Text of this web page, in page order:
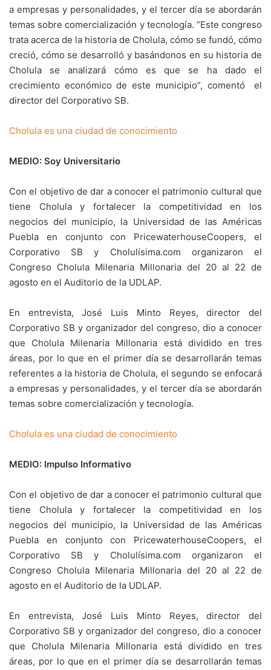
a empresas y personalidades, y el tercer día se abordarán
temas sobre comercialización y tecnología. “Este congreso
trata acerca de la historia de Cholula, cómo se fundó, cómo
creció, cómo se desarrolló y basándonos en su historia de
Cholula se analizará cómo es que se ha dado el
crecimiento económico de este municipio”, comentó el
director del Corporativo SB.
Cholula es una ciudad de conocimiento
MEDIO: Soy Universitario
Con el objetivo de dar a conocer el patrimonio cultural que
tiene Cholula y fortalecer la competitividad en los
negocios del municipio, la Universidad de las Américas
Puebla en conjunto con PricewaterhouseCoopers, el
Corporativo SB y Cholulísima.com organizaron el
Congreso Cholula Milenaria Millonaria del 20 al 22 de
agosto en el Auditorio de la UDLAP.
En entrevista, José Luis Minto Reyes, director del
Corporativo SB y organizador del congreso, dio a conocer
que Cholula Milenaria Millonaria está dividido en tres
áreas, por lo que en el primer día se desarrollarán temas
referentes a la historia de Cholula, el segundo se enfocará
a empresas y personalidades, y el tercer día se abordarán
temas sobre comercialización y tecnología.
Cholula es una ciudad de conocimiento
MEDIO: Impulso Informativo
Con el objetivo de dar a conocer el patrimonio cultural que
tiene Cholula y fortalecer la competitividad en los
negocios del municipio, la Universidad de las Américas
Puebla en conjunto con PricewaterhouseCoopers, el
Corporativo SB y Cholulísima.com organizaron el
Congreso Cholula Milenaria Millonaria del 20 al 22 de
agosto en el Auditorio de la UDLAP.
En entrevista, José Luis Minto Reyes, director del
Corporativo SB y organizador del congreso, dio a conocer
que Cholula Milenaria Millonaria está dividido en tres
áreas, por lo que en el primer día se desarrollarán temas